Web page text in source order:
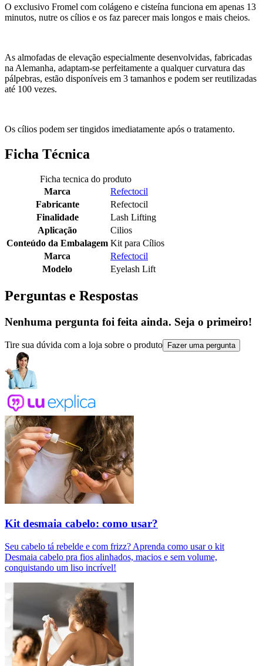
O exclusivo Fromel com colágeno e cisteína funciona em apenas 13
minutos, nutre os cílios e os faz parecer mais longos e mais cheios.
As almofadas de elevação especialmente desenvolvidas, fabricadas
na Alemanha, adaptam-se perfeitamente a qualquer curvatura das
pálpebras, estão disponíveis em 3 tamanhos e podem ser reutilizadas
até 100 vezes.
Os cílios podem ser tingidos imediatamente após o tratamento.
Ficha Técnica
Ficha tecnica do produto
Marca
Refectocil
Fabricante
Refectocil
Finalidade
Lash Lifting
Aplicação
Cilios
Conteúdo da Embalagem Kit para Cílios
Marca
Refectocil
Modelo
Eyelash Lift
Perguntas e Respostas
Nenhuma pergunta foi feita ainda. Seja o primeiro!
Tire sua dúvida com a loja sobre o produto Fazer uma pergunta
Kit desmaia cabelo: como usar?
Seu cabelo tá rebelde e com frizz? Aprenda como usar o kit
Desmaia cabelo pra fios alinhados, macios e sem volume,
conquistando um liso incrível!